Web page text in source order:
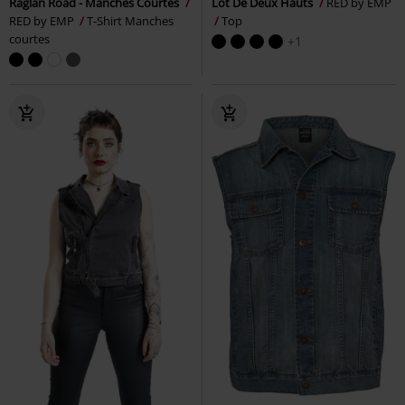
RED by EMP
T-Shirt Manches
courtes
Top
+1